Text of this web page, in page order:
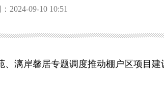
2024-09-10 10:51
漓岸馨居专题调度推动棚户区项目